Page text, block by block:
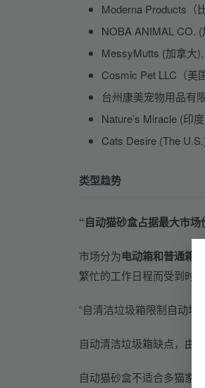
Moderna Products（
NOBA ANIMAL CO. (
MessyMutts (加拿大),
Cosmic Pet LLC（美
台州康美宠物用品有
Nature’s Miracle (印
Cats Desire (The
类型趋势
“自动猫砂盒占据最大市场
市场分为电动箱和普通箱
繁忙的工作日程而受到时
“自清洁垃圾箱限制自动垃
自动清洁垃圾箱缺点，由
自动猫砂盒不适合多猫家